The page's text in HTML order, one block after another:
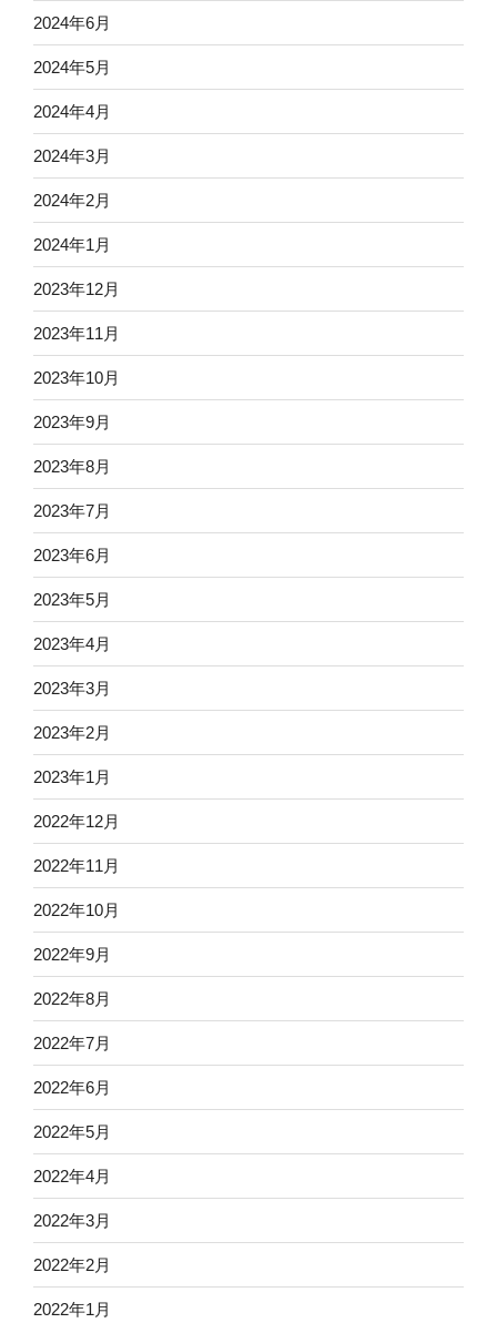
2024年6月
2024年5月
2024年4月
2024年3月
2024年2月
2024年1月
2023年12月
2023年11月
2023年10月
2023年9月
2023年8月
2023年7月
2023年6月
2023年5月
2023年4月
2023年3月
2023年2月
2023年1月
2022年12月
2022年11月
2022年10月
2022年9月
2022年8月
2022年7月
2022年6月
2022年5月
2022年4月
2022年3月
2022年2月
2022年1月